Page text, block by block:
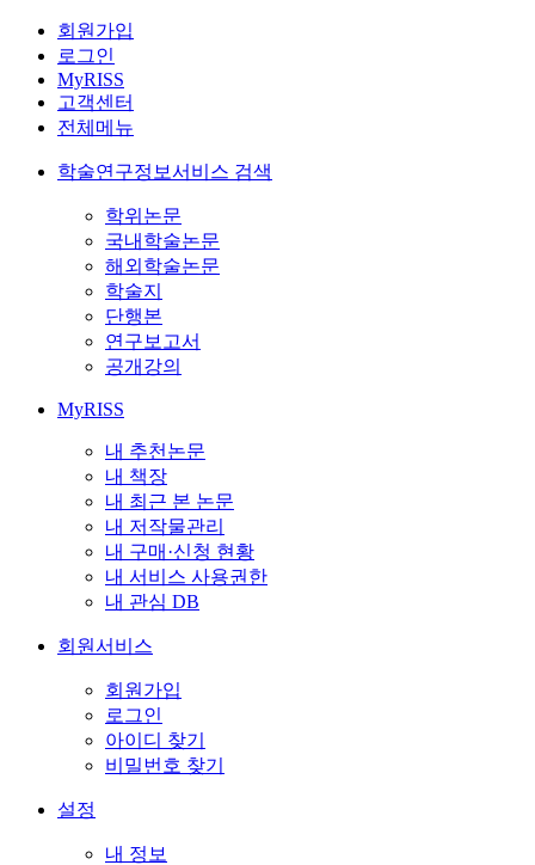
회원가입
로그인
MyRISS
고객센터
전체메뉴
학술연구정보서비스 검색
학위논문
국내학술논문
해외학술논문
학술지
단행본
연구보고서
공개강의
MyRISS
내 추천논문
내 책장
내 최근 본 논문
내 저작물관리
내 구매·신청 현황
내 서비스 사용권한
내 관심 DB
회원서비스
회원가입
로그인
아이디 찾기
비밀번호 찾기
설정
내 정보